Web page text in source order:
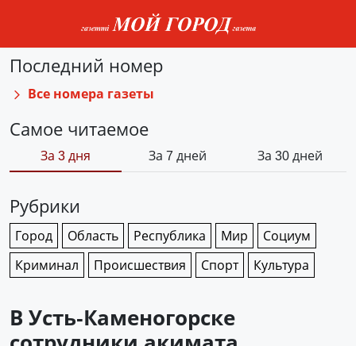
В Усть-Каменогорске
Последний номер
Все номера газеты
Самое читаемое
За 3 дня За 7 дней За 30 дней
Рубрики
Город Область Республика Мир
Социум
Криминал
Происшествия Спорт Культура